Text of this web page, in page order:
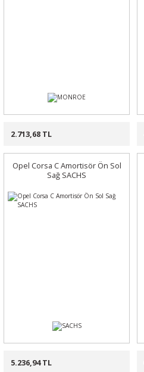
2.713,68 TL
Opel Corsa C Amortisör Ön Sol
Sağ SACHS
5.236,94 TL